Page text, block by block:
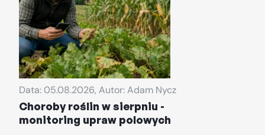
Data: 05.08.2026, Autor: Adam Nycz
Choroby roślin w sierpniu -
monitoring upraw polowych